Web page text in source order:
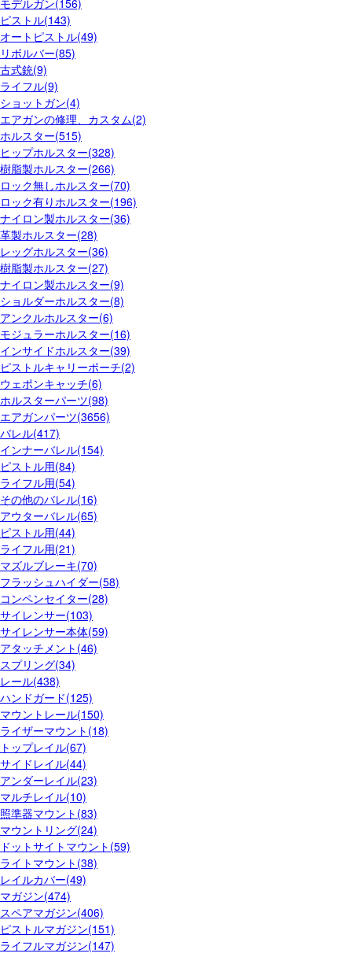
ピストル(143)
オートピストル(49)
リボルバー(85)
古式銃(9)
ライフル(9)
ショットガン(4)
エアガンの修理、カスタム(2)
ホルスター(515)
ヒップホルスター(328)
樹脂製ホルスター(266)
ロック無しホルスター(70)
ロック有りホルスター(196)
ナイロン製ホルスター(36)
革製ホルスター(28)
レッグホルスター(36)
樹脂製ホルスター(27)
ナイロン製ホルスター(9)
ショルダーホルスター(8)
アンクルホルスター(6)
モジュラーホルスター(16)
インサイドホルスター(39)
ピストルキャリーポーチ(2)
ウェポンキャッチ(6)
ホルスターパーツ(98)
エアガンパーツ(3656)
バレル(417)
インナーバレル(154)
ピストル用(84)
ライフル用(54)
その他のバレル(16)
アウターバレル(65)
ピストル用(44)
ライフル用(21)
マズルブレーキ(70)
フラッシュハイダー(58)
コンペンセイター(28)
サイレンサー(103)
サイレンサー本体(59)
アタッチメント(46)
スプリング(34)
レール(438)
ハンドガード(125)
マウントレール(150)
ライザーマウント(18)
トップレイル(67)
サイドレイル(44)
アンダーレイル(23)
マルチレイル(10)
照準器マウント(83)
マウントリング(24)
ドットサイトマウント(59)
ライトマウント(38)
レイルカバー(49)
マガジン(474)
スペアマガジン(406)
ピストルマガジン(151)
ライフルマガジン(147)